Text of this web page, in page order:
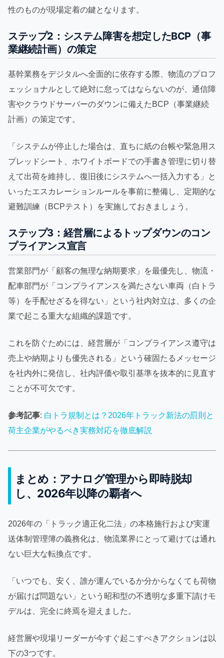
性のものが現場定着の鍵となります。
ステップ2：システム障害を想定したBCP（事
業継続計画）の策定
基幹業務をデジタルへ全面的に依存する際、物流のプロフ
ェッショナルとして絶対に怠ってはならないのが、通信障
害やクラウドサーバーのダウンに備えたBCP（事業継続
計画）の策定です。
「システムが停止した場合は、直ちに紙の台帳や緊急用ス
プレッドシート、ホワイトボードでの手書き管理に切り替
えて出荷を維持し、復旧後にシステムへ一括入力する」と
いったエスカレーションルールを事前に整備し、定期的な
避難訓練（BCPテスト）を実施しておきましょう。
ステップ3：経営層によるトップダウンのコン
プライアンス宣言
営業部門が「顧客の無理な納期要求」を最優先し、物流・
配車部門が「コンプライアンスを満たさない車両（白トラ
等）を手配せざるを得ない」という社内対立は、多くの企
業で起こる重大な組織的課題です。
これを防ぐためには、経営層が「コンプライアンス遵守は
売上や納期よりも優先される」という確固たるメッセージ
を社内外に発信し、社内評価や取引基準を抜本的に見直す
ことが不可欠です。
参考記事: 白トラ規制とは？2026年トラック新法の罰則と
荷主企業がやるべき実務対応を徹底解説
まとめ：アナログ管理から即時脱却
し、2026年以降の覇者へ
2026年の「トラック適正化二法」の本格施行および実運
送体制管理簿の義務化は、物流業界にとって避けては通れ
ない巨大な転換点です。
「いつでも、安く、誰が運んでいるか分からなくても荷物
が届けば問題ない」という昭和型の不透明な多重下請けモ
デルは、完全に終焉を迎えました。
経営層や現場リーダーが今すぐ起こすべきアクションは以
下の3つです。